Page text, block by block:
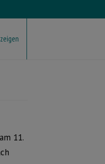
11.